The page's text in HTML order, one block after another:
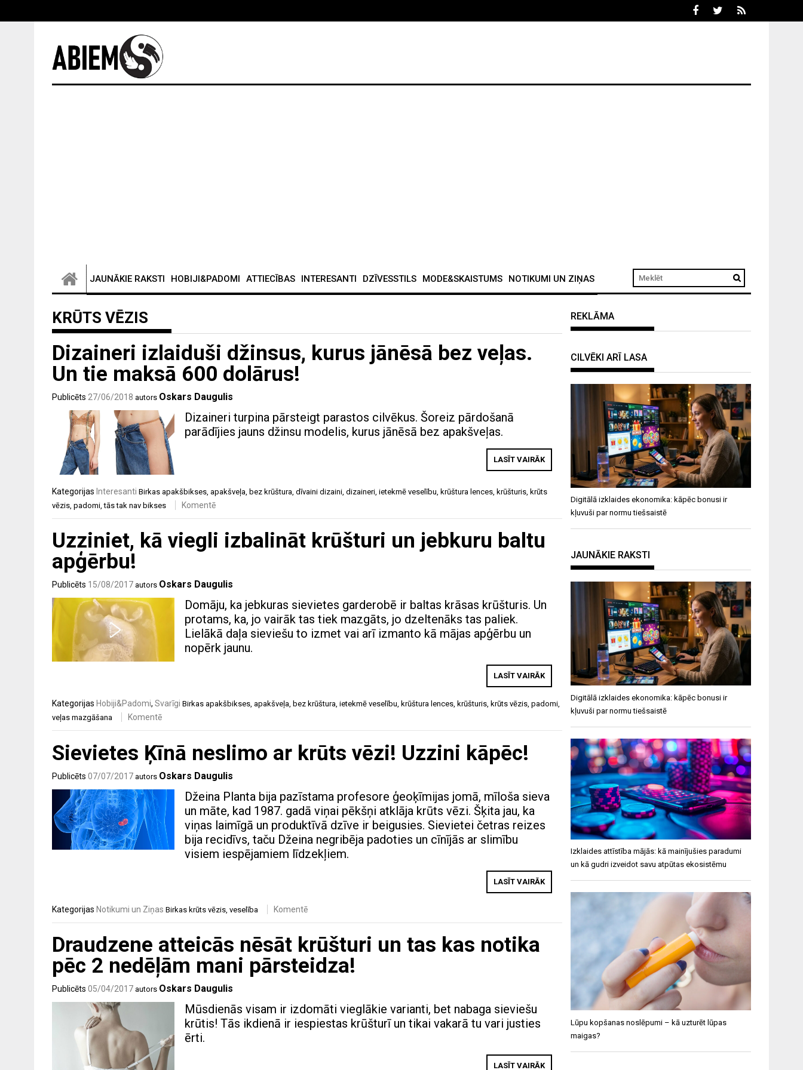
JAUNĀKIE RAKSTI HOBIJI&PADOMI ATTIECĪBAS INTERESANTI DZĪVESSTILS MODE&SKAISTUMS NOTIKUMI UN ZIŅAS
KRŪTS VĒZIS
Dizaineri izlaiduši džinsus, kurus jānēsā bez veļas.
Un tie maksā 600 dolārus!
Publicēts 27/06/2018 autors Oskars Daugulis
Dizaineri turpina pārsteigt parastos cilvēkus. Šoreiz pārdošanā
parādījies jauns džinsu modelis, kurus jānēsā bez apakšveļas.
LASĪT VAIRĀK
Kategorijas Interesanti Birkas apakšbikses apakšveļa bez krūštura dīvaini dizaini dizaineri ietekmē veselību krūštura lences krūšturis krūts
vēzis padomi ,tās tak nav bikses Komentē
Uzziniet, kā viegli izbalināt krūšturi un jebkuru baltu
apģērbu!
Publicēts 15/08/2017 autors Oskars Daugulis
Domāju, ka jebkuras sievietes garderobē ir baltas krāsas krūšturis. Un
protams, ka, jo vairāk tas tiek mazgāts, jo dzeltenāks tas paliek.
Lielākā daļa sieviešu to izmet vai arī izmanto kā mājas apģērbu un
nopērk jaunu.
LASĪT VAIRĀK
Kategorijas Hobiji&Padomi, Svarīgi Birkas apakšbikses, apakšveļa, bez krūštura, ietekmē veselību, krūštura lences, krūšturis, krūts vēzis, padomi,
veļas mazgāšana
Komentē
Sievietes Ķīnā neslimo ar krūts vēzi! Uzzini kāpēc!
Publicēts 07/07/2017 autors Oskars Daugulis
Džeina Planta bija pazīstama profesore ģeoķīmijas jomā, mīloša sieva
un māte, kad 1987. gadā viņai pēkšņi atklāja krūts vēzi. Šķita jau, ka
viņas laimīgā un produktīvā dzīve ir beigusies. Sievietei četras reizes
bija recidīvs, taču Džeina negribēja padoties un cīnījās ar slimību
visiem iespējamiem līdzekļiem.
LASĪT VAIRĀK
Kategorijas Notikumi un Ziņas Birkas krūts vēzis veselība Komentē
Draudzene atteicās nēsāt krūšturi un tas kas notika
pēc 2 nedēļām mani pārsteidza!
Publicēts 05/04/2017 autors Oskars Daugulis
Mūsdienās visam ir izdomāti vieglākie varianti, bet nabaga sieviešu
krūtis! Tās ikdienā ir iespiestas krūšturī un tikai vakarā tu vari justies
ērti.
LASĪT VAIRĀK
REKLĀMA
CILVĒKI ARĪ LASA
Digitālā izklaides ekonomika: kāpēc bonusi ir
kļuvuši par normu tiešsaistē
JAUNĀKIE RAKSTI
Digitālā izklaides ekonomika: kāpēc bonusi ir
kļuvuši par normu tiešsaistē
Izklaides attīstība mājās: kā mainījušies paradumi
un kā gudri izveidot savu atpūtas ekosistēmu
Lūpu kopšanas noslēpumi – kā uzturēt lūpas
maigas?